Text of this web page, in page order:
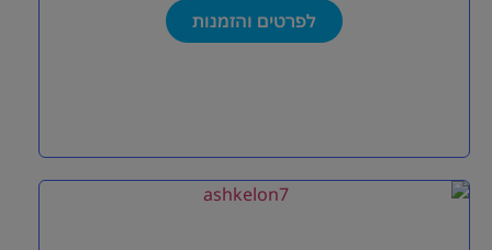
לפרטים והזמנות